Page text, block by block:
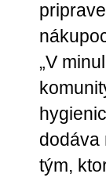
„V
dodáva
tým,